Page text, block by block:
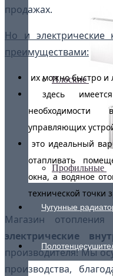
Плоские
Профильные
Чугунные
продажах.
Но и электрические
преимуществами:
их можно быстро и
здесь
необходимости
управляющих
это идеальный
отапливать
окна, а водяное
технической точки
Магазин отопления
электрические
производителя! Мы
производства,